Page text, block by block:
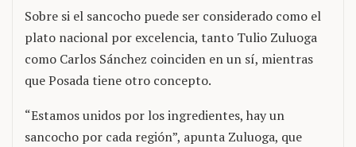
Sobre si el sancocho puede ser considerado como el
plato nacional por excelencia, tanto Tulio Zuluoga
como Carlos Sánchez coinciden en un sí, mientras
que Posada tiene otro concepto.
“Estamos unidos por los ingredientes, hay un
sancocho por cada región”, apunta Zuluoga, que